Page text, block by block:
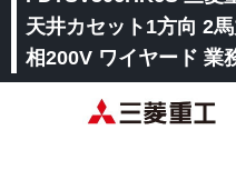
天井カセット1方向 2
相200V ワイヤード 業